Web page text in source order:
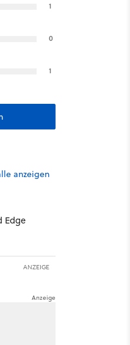
1
0
1
anzeigen
Edge
ANZEIGE